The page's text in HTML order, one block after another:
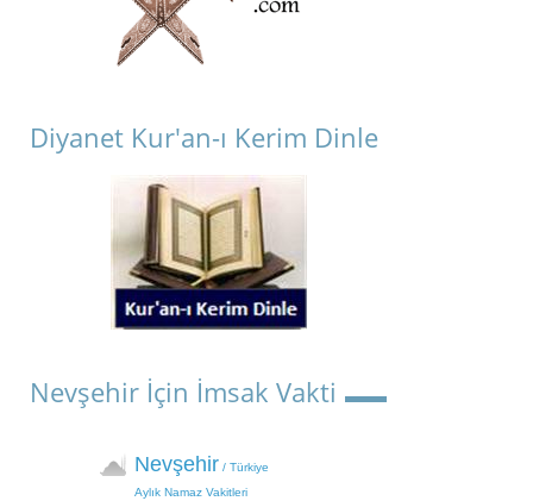
Diyanet Kur'an-ı Kerim Dinle
Nevşehir İçin İmsak Vakti